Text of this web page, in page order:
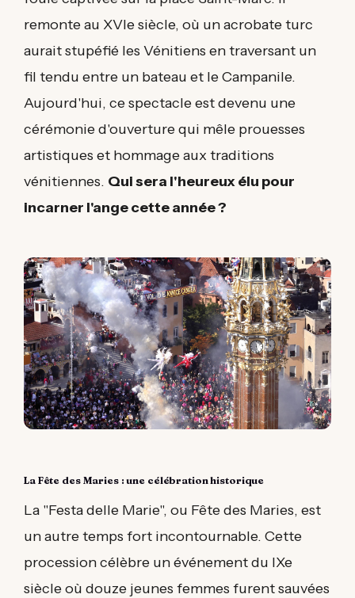
remonte au XVIe siècle, où un acrobate turc
aurait stupéfié les Vénitiens en traversant un
fil tendu entre un bateau et le Campanile.
Aujourd'hui, ce spectacle est devenu une
cérémonie d'ouverture qui mêle prouesses
artistiques et hommage aux traditions
vénitiennes. Qui sera l'heureux élu pour
incarner l'ange cette année ?
La Fête des Maries : une célébration historique
La "Festa delle Marie", ou Fête des Maries, est
un autre temps fort incontournable. Cette
procession célèbre un événement du IXe
siècle où douze jeunes femmes furent sauvées